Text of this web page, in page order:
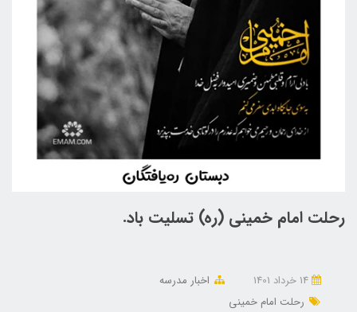
رحلت امام خمینی (ره) تسلیت باد.
اخبار مدرسه
رحلت امام خمینی